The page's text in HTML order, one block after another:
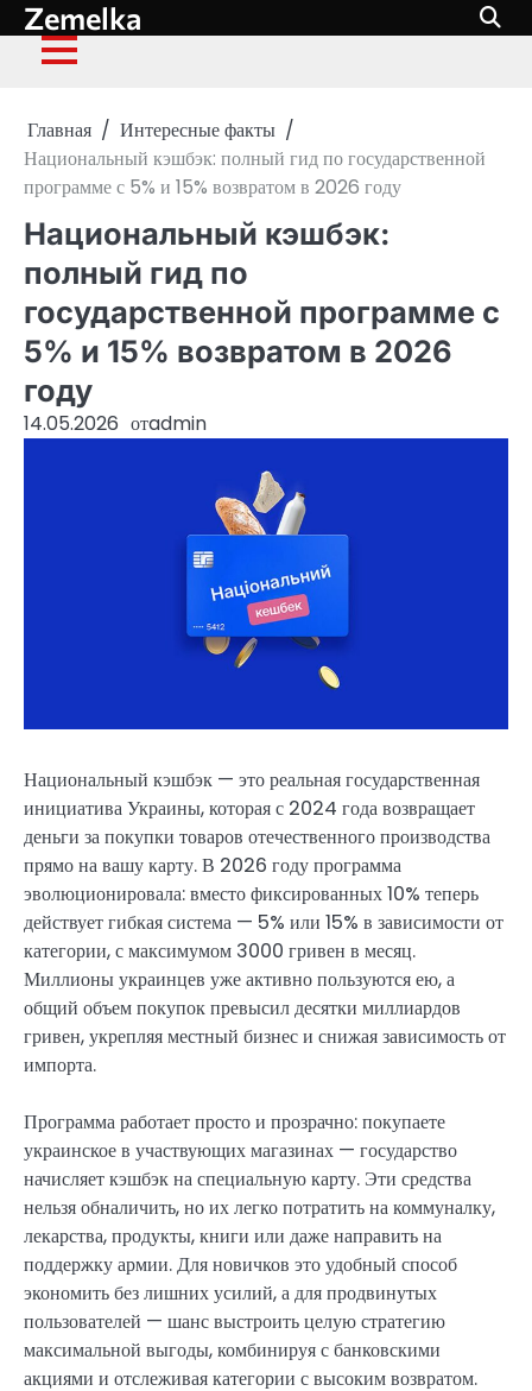
Перейти
к
содержимому
Zemelka
Главная
Интересные факты
Национальный кэшбэк: полный гид по государственной
программе с 5% и 15% возвратом в 2026 году
Национальный кэшбэк:
полный гид по
государственной программе с
5% и 15% возвратом в 2026
году
14.05.2026 отadmin
Национальный кэшбэк — это реальная государственная
инициатива Украины, которая с 2024 года возвращает
деньги за покупки товаров отечественного производства
прямо на вашу карту. В 2026 году программа
эволюционировала: вместо фиксированных 10% теперь
действует гибкая система — 5% или 15% в зависимости от
категории, с максимумом 3000 гривен в месяц.
Миллионы украинцев уже активно пользуются ею, а
общий объем покупок превысил десятки миллиардов
гривен, укрепляя местный бизнес и снижая зависимость от
импорта.
Программа работает просто и прозрачно: покупаете
украинское в участвующих магазинах — государство
начисляет кэшбэк на специальную карту. Эти средства
нельзя обналичить, но их легко потратить на коммуналку,
лекарства, продукты, книги или даже направить на
поддержку армии. Для новичков это удобный способ
экономить без лишних усилий, а для продвинутых
пользователей — шанс выстроить целую стратегию
максимальной выгоды, комбинируя с банковскими
акциями и отслеживая категории с высоким возвратом.